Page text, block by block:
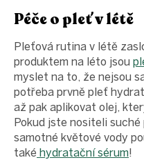
Péče o pleť v létě
Pleťová rutina v létě
produktem na léto jsou
myslet na to, že nejsou
potřeba prvně pleť
až pak aplikovat olej,
Pokud jste nositeli
samotné květové vody
také hydratační sérum!